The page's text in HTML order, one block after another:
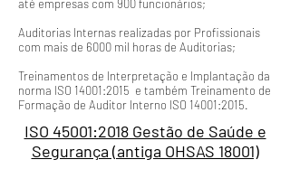
até empresas com 900 funcionários;
Auditorias Internas realizadas por Profissionais
com mais de 6000 mil horas de Auditorias;
Treinamentos de Interpretação e Implantação da
norma ISO 14001:2015 e também Treinamento de
Formação de Auditor Interno ISO 14001:2015.
ISO 45001:2018 Gestão de Saúde e
Segurança (antiga OHSAS 18001)